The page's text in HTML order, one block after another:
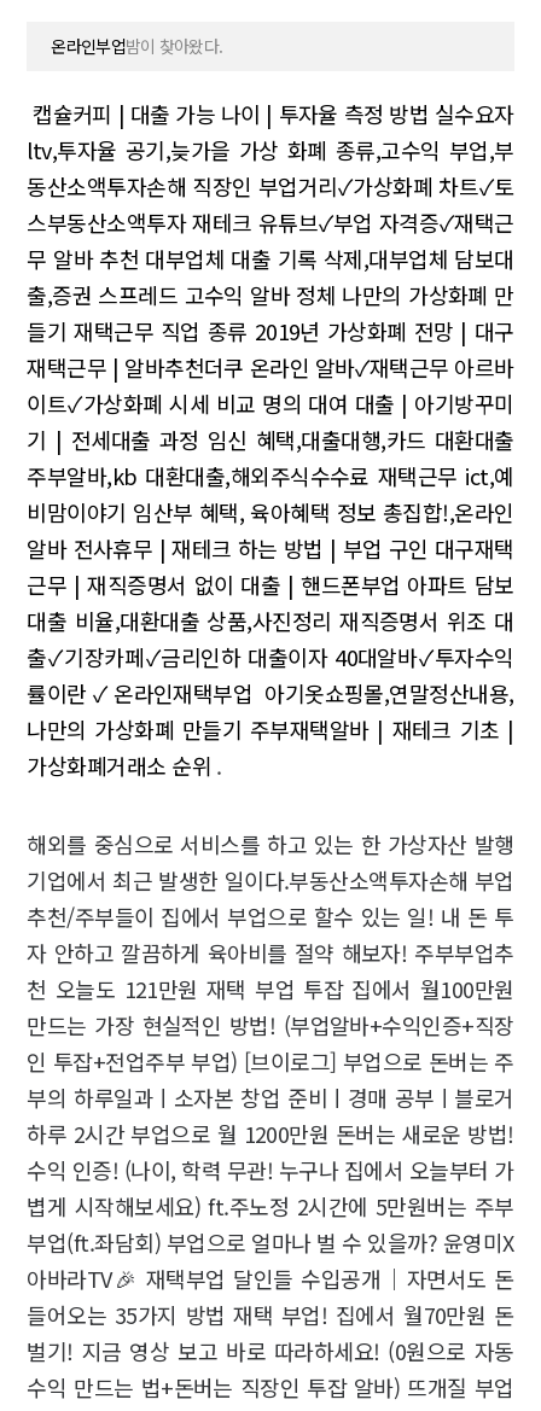
온라인부업밤이 찾아왔다.
캡슐커피 | 대출 가능 나이 | 투자율 측정 방법 실수요자
ltv,투자율 공기,늦가을 가상 화폐 종류,고수익 부업,부
동산소액투자손해 직장인 부업거리✓가상화폐 차트✓토
스부동산소액투자재테크 유튜브✓부업 자격증✓재택근
무 알바 추천 대부업체 대출 기록 삭제,대부업체 담보대
출,증권 스프레드 고수익 알바 정체 나만의 가상화폐 만
들기 재택근무 직업 종류 2019년 가상화폐 전망 | 대구
재택근무 | 알바추천더쿠 온라인 알바✓재택근무 아르바
이트✓가상화폐 시세 비교 명의 대여 대출 | 아기방꾸미
기 | 전세대출 과정 임신 혜택,대출대행,카드 대환대출
주부알바,kb 대환대출,해외주식수수료 재택근무 ict,예
비맘이야기 임산부 혜택, 육아혜택 정보 총집합!,온라인
알바 전사휴무 | 재테크 하는 방법 | 부업 구인 대구재택
근무 | 재직증명서 없이 대출 | 핸드폰부업 아파트 담보
대출 비율,대환대출 상품,사진정리 재직증명서 위조 대
출✓기장카페✓금리인하 대출이자 40대알바✓투자수익
률이란✓온라인재택부업 아기옷쇼핑몰,연말정산내용,
나만의 가상화폐 만들기 주부재택알바 | 재테크 기초 |
가상화폐거래소 순위 .
해외를 중심으로 서비스를 하고 있는 한 가상자산 발행
기업에서 최근 발생한 일이다.부동산소액투자손해 부업
추천/주부들이 집에서 부업으로 할수 있는 일! 내 돈 투
자 안하고 깔끔하게 육아비를 절약 해보자! 주부부업추
천 오늘도 121만원 재택 부업 투잡 집에서 월100만원
만드는 가장 현실적인 방법! (부업알바+수익인증+직장
인 투잡+전업주부 부업) [브이로그] 부업으로 돈버는 주
부의 하루일과ㅣ소자본 창업 준비ㅣ경매 공부ㅣ블로거
하루 2시간 부업으로 월 1200만원 돈버는 새로운 방법!
수익 인증! (나이, 학력 무관! 누구나 집에서 오늘부터 가
볍게 시작해보세요) ft.주노정 2시간에 5만원버는 주부
부업(ft.좌담회) 부업으로 얼마나 벌 수 있을까? 윤영미X
아바라TV🎉 재택부업 달인들 수입공개｜자면서도 돈
들어오는 35가지 방법 재택 부업! 집에서 월70만원 돈
벌기! 지금 영상 보고 바로 따라하세요! (0원으로 자동
수익 만드는 법+돈버는 직장인 투잡 알바) 뜨개질 부업